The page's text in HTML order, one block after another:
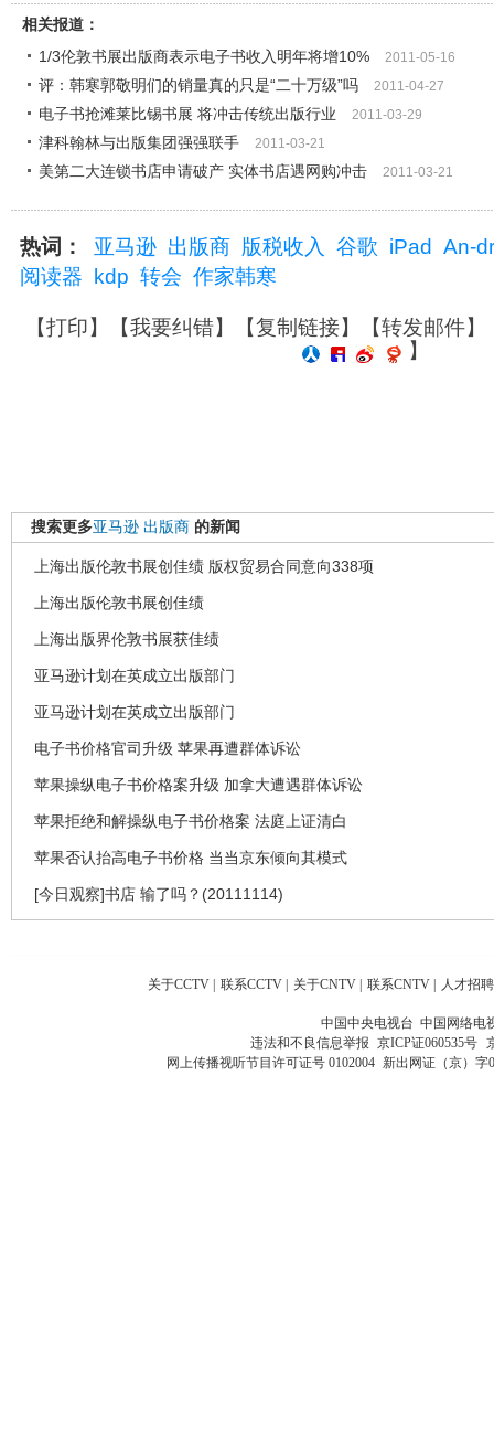
相关报道：
1/3伦敦书展出版商表示电子书收入明年将增10%
2011-05-16
评：韩寒郭敬明们的销量真的只是“二十万级”吗 2011-04-27
电子书抢滩莱比锡书展 将冲击传统出版行业 2011-03-29
津科翰林与出版集团强强联手 2011-03-21
美第二大连锁书店申请破产 实体书店遇网购冲击 2011-03-21
热词： 亚马逊 出版商 版税收入 谷歌 iPad
An-
阅读器
kdp 转会 作家韩寒
【打印】【我要纠错】【复制链接】【转发邮件】
】
搜索更多亚马逊 出版商 的新闻
上海出版伦敦书展创佳绩 版权贸易合同意向338项
上海出版伦敦书展创佳绩
上海出版界伦敦书展获佳绩
亚马逊计划在英成立出版部门
亚马逊计划在英成立出版部门
电子书价格官司升级 苹果再遭群体诉讼
苹果操纵电子书价格案升级 加拿大遭遇群体诉讼
苹果拒绝和解操纵电子书价格案 法庭上证清白
苹果否认抬高电子书价格 当当京东倾向其模式
[今日观察]书店 输了吗？(20111114)
关于CCTV | 联系CCTV | 关于CNTV | 联系CNTV | 人才招聘
中国中央电视台 中国网络电
违法和不良信息举报 京ICP证060535号
网上传播视听节目许可证号 0102004 新出网证（京）